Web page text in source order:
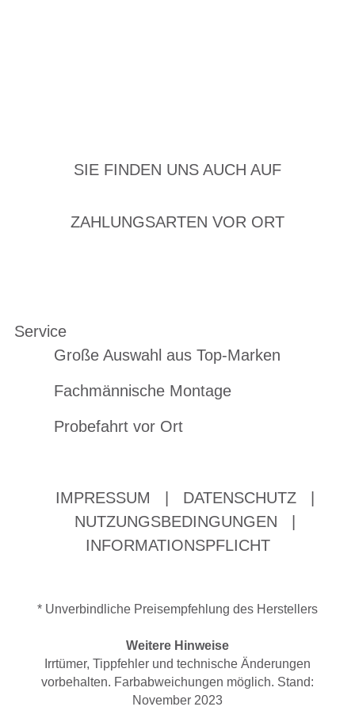
SIE FINDEN UNS AUCH AUF
ZAHLUNGSARTEN VOR ORT
Service
Große Auswahl aus Top-Marken
Fachmännische Montage
Probefahrt vor Ort
IMPRESSUM DATENSCHUTZ
NUTZUNGSBEDINGUNGEN
INFORMATIONSPFLICHT
* Unverbindliche Preisempfehlung des Herstellers
Weitere Hinweise
Irrtümer, Tippfehler und technische Änderungen
vorbehalten. Farbabweichungen möglich. Stand:
November 2023